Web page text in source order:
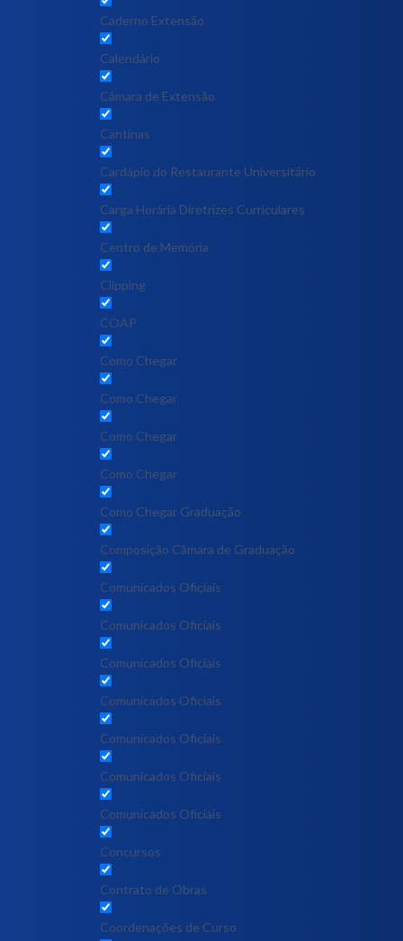
Caderno Extensão
Calendário
Câmara de Extensão
Cantinas
Cardápio do Restaurante Universitário
Carga Horária Diretrizes Curriculares
Centro de Memória
Clipping
COAP
Como Chegar
Como Chegar
Como Chegar
Como Chegar
Como Chegar Graduação
Composição Câmara de Graduação
Comunicados Oficiais
Comunicados Oficiais
Comunicados Oficiais
Comunicados Oficiais
Comunicados Oficiais
Comunicados Oficiais
Comunicados Oficiais
Concursos
Contrato de Obras
Coordenações de Curso